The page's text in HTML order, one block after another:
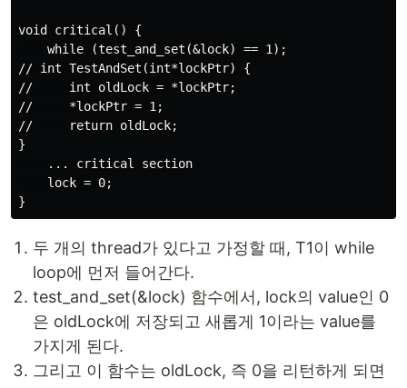
void critical() {
    while (test_and_set(&lock) == 1);
// int TestAndSet(int*lockPtr) {
//     int oldLock = *lockPtr;
//     *lockPtr = 1;
//     return oldLock;
}
    ... critical section
    lock = 0;
두 개의 thread가 있다고 가정할 때, T1이 while
loop에 먼저 들어간다.
test_and_set(&lock) 함수에서, lock의 value인 0
은 oldLock에 저장되고 새롭게 1이라는 value를
가지게 된다.
그리고 이 함수는 oldLock, 즉 0을 리턴하게 되면